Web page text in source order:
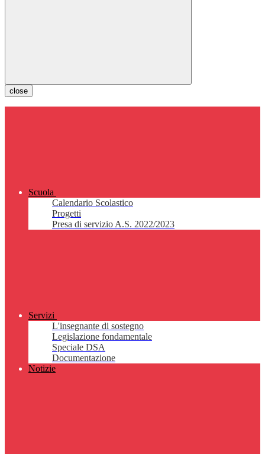
close
Scuola
Calendario Scolastico
Progetti
Presa di servizio A.S. 2022/2023
Servizi
L'insegnante di sostegno
Legislazione fondamentale
Speciale DSA
Documentazione
Notizie